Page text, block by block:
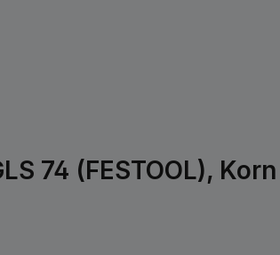
74 (FESTOOL), Korn